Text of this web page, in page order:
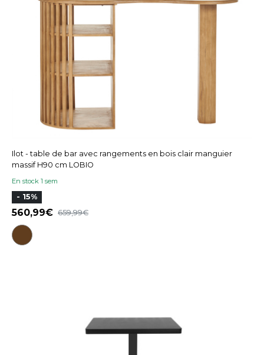
Ilot - table de bar avec rangements en bois clair manguier
massif H90 cm LOBIO
En stock 1 sem
- 15%
560,99 659,99